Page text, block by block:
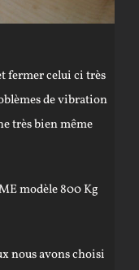
fermer celui ci très
de vibration
très bien même
modèle 800 Kg
nous avons choisi